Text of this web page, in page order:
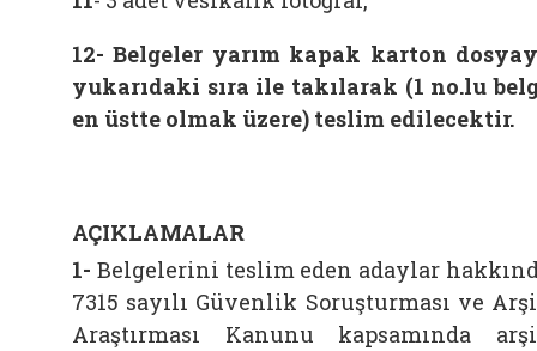
12- Belgeler yarım kapak karton
yukarıdaki sıra ile takılarak (1 no.lu
en üstte olmak üzere) teslim edilecektir.
AÇIKLAMALAR
1- Belgelerini teslim eden adaylar
7315 sayılı Güvenlik Soruşturması ve
Araştırması Kanunu kapsamında